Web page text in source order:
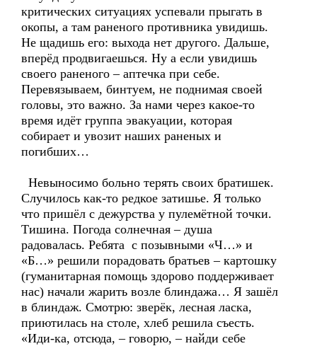
критических ситуациях успевали прыгать в
окопы, а там раненого противника увидишь.
Не щадишь его: выхода нет другого. Дальше,
вперёд продвигаешься. Ну а если увидишь
своего раненого – аптечка при себе.
Перевязываем, бинтуем, не поднимая своей
головы, это важно. За нами через какое-то
время идёт группа эвакуации, которая
собирает и увозит наших раненых и
погибших…
Невыносимо больно терять своих братишек.
Случилось как-то редкое затишье. Я только
что пришёл с дежурства у пулемётной точки.
Тишина. Погода солнечная – душа
радовалась. Ребята с позывными «Ч…» и
«Б…» решили порадовать братьев – картошку
(гуманитарная помощь здорово поддерживает
нас) начали жарить возле блиндажа… Я зашёл
в блиндаж. Смотрю: зверёк, лесная ласка,
приютилась на столе, хлеб решила съесть.
«Иди-ка, отсюда, – говорю, – найди себе